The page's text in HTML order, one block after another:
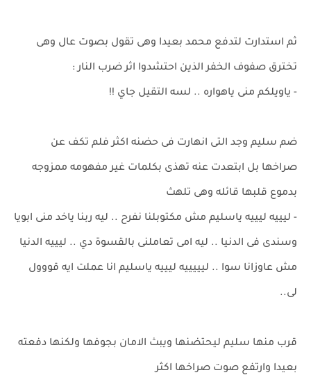
ثم استدارت لتدفع محمد بعيدا وهى تقول بصوت عال وهى
تخترق صفوف الخفر الذين احتشدوا اثر ضرب النار :
- ياويلكم منى ياهواره .. لسه التقيل جاي !!
ضم سليم وجد التى انهارت فى حضنه اكثر فلم تكف عن
صراخها بل ابتعدت عنه تهذى بكلمات غير مفهومه ممزوجه
بدموع قلبها قائله وهى تلهث
- ليييه ليييه ياسليم مش مكتوبلنا نفرح .. ليه ربنا ياخد منى ابويا
وسندى فى الدنيا .. ليه امى تعاملنى بالقسوة دي .. ليييه الدنيا
مش عاوزانا سوا .. ليييييه ليييه ياسليم انا عملت ايه قووول
لى..
قرب منها سليم ليحتضنها ويبث الامان بجوفها ولكنها دفعته
بعيدا وارتفع صوت صراخها اكثر